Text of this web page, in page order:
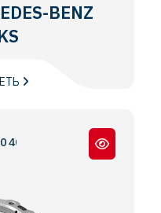
BENZ
0 404 / 0 350 TOURISMO